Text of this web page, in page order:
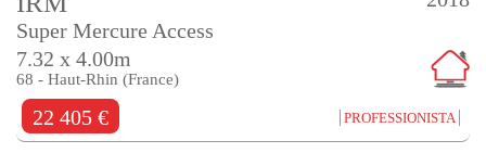
Super Mercure Access
7.32 x 4.00m
68 - Haut-Rhin (France)
22 405 € PROFESSIONISTA